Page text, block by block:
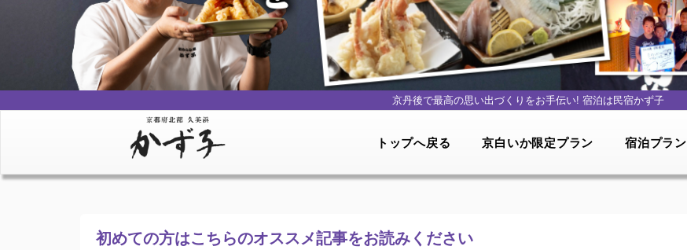
京丹後で最高の思い出づくりをお手伝い! 宿泊は民宿かず子
トップへ戻る 京白いか限定プラン 宿泊プラン
初めての方はこちらのオススメ記事をお読みください